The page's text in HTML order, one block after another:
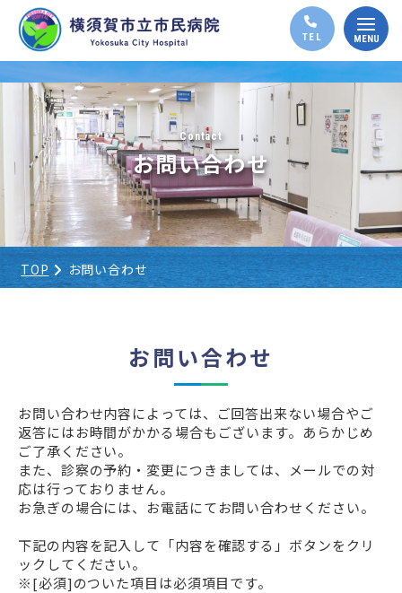
Contact
お問い合わせ
TOP お問い合わせ
お問い合わせ
お問い合わせ内容によっては、ご回答出来ない場合やご
返答にはお時間がかかる場合もございます。あらかじめ
ご了承ください。
また、診察の予約・変更につきましては、メールでの対
応は行っておりません。
お急ぎの場合には、お電話にてお問い合わせください。
下記の内容を記入して「内容を確認する」ボタンをクリ
ックしてください。
※[必須]のついた項目は必須項目です。